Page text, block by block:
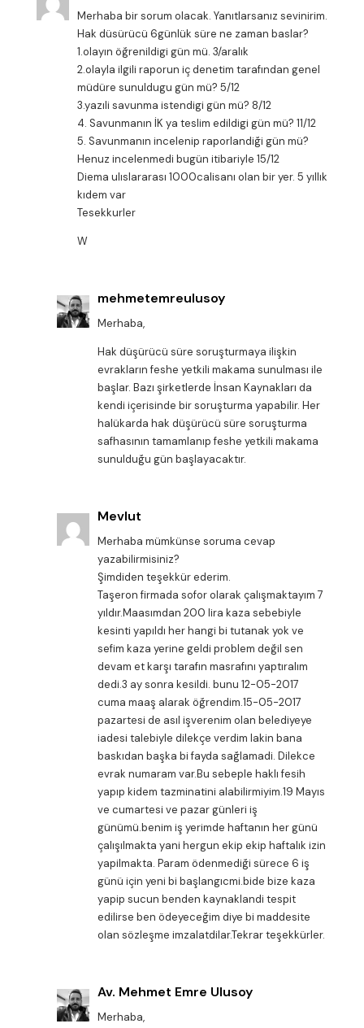
Merhaba bir sorum olacak. Yanıtlarsanız sevinirim.
Hak düsürücü 6günlük süre ne zaman baslar?
1.olayın öğrenildigi gün mü. 3/aralık
2.olayla ilgili raporun iç denetim tarafından genel
müdüre sunuldugu gün mü? 5/12
3.yazıli savunma istendigi gün mü? 8/12
4. Savunmanın İK ya teslim edildigi gün mü? 11/12
5. Savunmanın incelenip raporlandiği gün mü?
Henuz incelenmedi bugün itibariyle 15/12
Diema ulıslararası 1000calisanı olan bir yer. 5 yıllık
kıdem var
Tesekkurler
W
mehmetemreulusoy
Merhaba,
Hak düşürücü süre soruşturmaya ilişkin
evrakların feshe yetkili makama sunulması ile
başlar. Bazı şirketlerde İnsan Kaynakları da
kendi içerisinde bir soruşturma yapabilir. Her
halükarda hak düşürücü süre soruşturma
safhasının tamamlanıp feshe yetkili makama
sunulduğu gün başlayacaktır.
Mevlut
Merhaba mümkünse soruma cevap
yazabilirmisiniz?
Şimdiden teşekkür ederim.
Taşeron firmada sofor olarak çalışmaktayım 7
yıldır.Maasımdan 200 lira kaza sebebiyle
kesinti yapıldı her hangi bi tutanak yok ve
sefim kaza yerine geldi problem değil sen
devam et karşı tarafın masrafını yaptıralım
dedi.3 ay sonra kesildi. bunu 12-05-2017
cuma maaş alarak öğrendim.15-05-2017
pazartesi de asıl işverenim olan belediyeye
iadesi talebiyle dilekçe verdim lakin bana
baskıdan başka bi fayda sağlamadi. Dilekce
evrak numaram var.Bu sebeple haklı fesih
yapıp kidem tazminatini alabilirmiyim.19 Mayıs
ve cumartesi ve pazar günleri iş
günümü.benim iş yerimde haftanın her günü
çalışılmakta yani hergun ekip ekip haftalık izin
yapilmakta. Param ödenmediği sürece 6 iş
günü için yeni bi başlangıcmi.bide bize kaza
yapip sucun benden kaynaklandi tespit
edilirse ben ödeyeceğim diye bi maddesite
olan sözleşme imzalatdilar.Tekrar teşekkürler.
Av. Mehmet Emre Ulusoy
Merhaba,